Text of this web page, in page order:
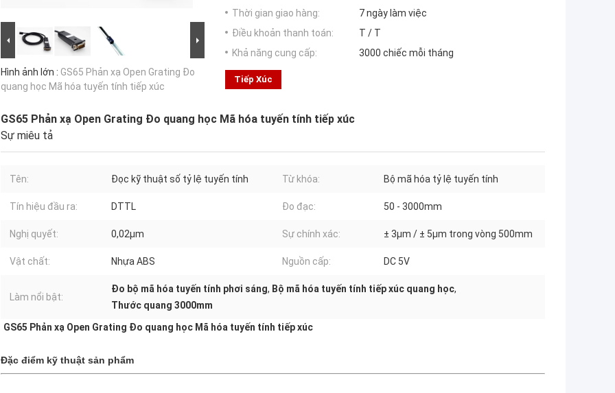
Hình ảnh lớn : GS65 Phản xạ Open Grating Đo
quang học Mã hóa tuyến tính tiếp xúc
Thời gian giao hàng:
7 ngày làm việc
Điều khoản thanh toán:
T / T
Khả năng cung cấp:
3000 chiếc mỗi tháng
Tiếp Xúc
GS65 Phản xạ Open Grating Đo quang học Mã hóa tuyến tính tiếp xúc
Sự miêu tả
Tên: Đọc kỹ thuật số tỷ lệ tuyến tính Từ khóa: Bộ mã hóa tỷ lệ tuyến tính
Tín hiệu đầu ra: DTTL Đo đạc: 50 - 3000mm
Nghị quyết: 0,02µm Sự chính xác: ± 3μm / ± 5μm trong vòng 500mm
Vật chất: Nhựa ABS Nguồn cấp: DC 5V
Làm nổi bật:
Đo bộ mã hóa tuyến tính phơi sáng, Bộ mã hóa tuyến tính tiếp xúc quang học,
Thước quang 3000mm
GS65 Phản xạ Open Grating Đo quang học Mã hóa tuyến tính tiếp xúc
Đặc điểm kỹ thuật sản phẩm